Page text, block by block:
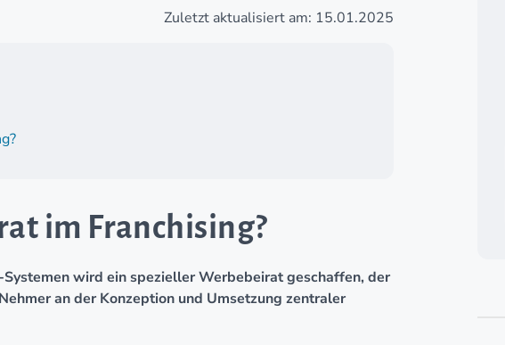
Zuletzt aktualisiert am: 15.01.2025
im Franchising?
Systemen wird ein spezieller Werbebeirat geschaffen, der
an der Konzeption und Umsetzung zentraler